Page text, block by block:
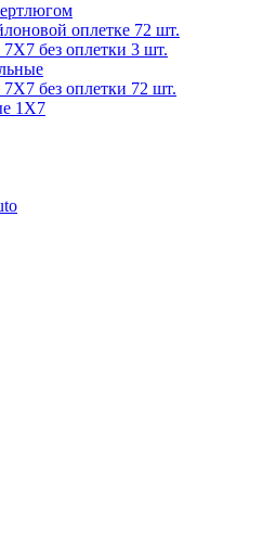
оплетке 72 шт.
без оплетки 3 шт.
без оплетки 72 шт.
1X7